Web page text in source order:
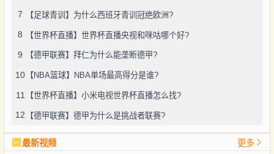
7 【足球青训】为什么西班牙青训冠绝欧洲?
8 【世界杯直播】世界杯直播央视和咪咕哪个好?
9 【德甲联赛】拜仁为什么能垄断德甲?
10 【NBA篮球】NBA单场最高得分是谁?
11 【世界杯直播】小米电视世界杯直播怎么找?
12 【德甲联赛】德甲为什么是挑战者联赛?
最新视频 更多